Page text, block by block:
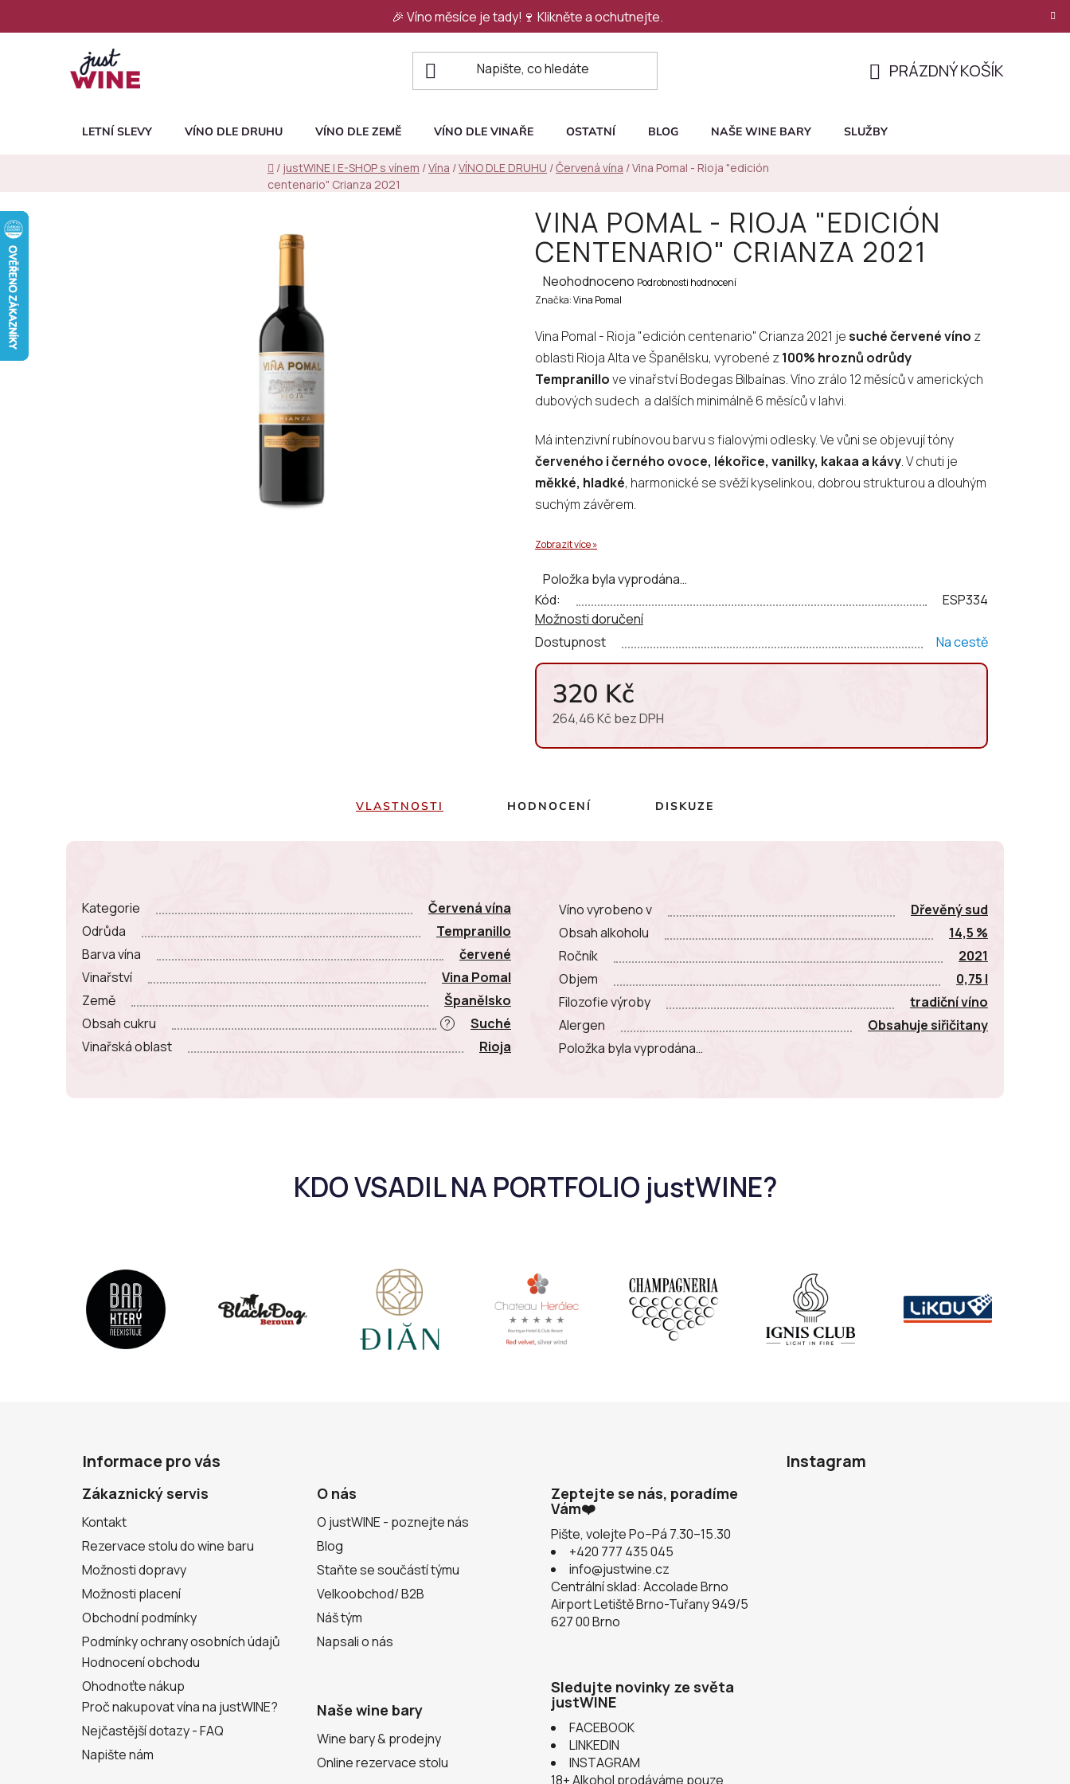
🎉 Víno měsíce je tady!🍷 Klikněte a ochutnejte.
KOŠÍK
PRÁZDNÝ KOŠÍK
LETNÍ SLEVY VÍNO DLE DRUHU VÍNO DLE ZEMĚ VÍNO DLE VINAŘE OSTATNÍ BLOG NAŠE WINE BARY SLUŽBY
Domů
/ justWINE | E-SHOP s vínem /Vína /VÍNO DLE DRUHU /Červená vína /Vina Pomal - Rioja "edición
centenario" Crianza 2021
VINA POMAL - RIOJA "EDICIÓN
CENTENARIO" CRIANZA 2021
Průměrné
hodnocení
je
0,0
z
5
hvězdiček.
Neohodnoceno Podrobnosti hodnocení
Značka:Vina Pomal
Vina Pomal - Rioja "edición centenario" Crianza 2021 jesuché červené víno z
oblasti Rioja Alta ve Španělsku, vyrobené z100% hroznů odrůdy
Tempranillove vinařství Bodegas Bilbaínas. Víno zrálo 12 měsíců v amerických
dubových sudech a dalších minimálně 6 měsíců v lahvi.
Má intenzivní rubínovou barvu s fialovými odlesky. Ve vůni se objevují tóny
červeného i černého ovoce, lékořice, vanilky, kakaa a kávy. V chuti je
měkké, hladké, harmonické se svěží kyselinkou, dobrou strukturou a dlouhým
suchým závěrem.
Zobrazit více »
Položka byla vyprodána…
Dostupnost Na cestě
Možnosti doručení
Kód: ESP334
320 Kč
264,46 Kč bez DPH
Měrná cena:
VLASTNOSTI HODNOCENÍ DISKUZE
Kategorie
Červená vína
Odrůda
Tempranillo
Barva vína
červené
Vinařství
Vina Pomal
Země
Španělsko
?
Obsah cukru
Suché
Vinařská oblast
Rioja
Víno vyrobeno v
Dřevěný sud
Obsah alkoholu
14,5 %
Ročník
2021
Objem
0,75 l
Filozofie výroby
tradiční víno
Alergen
Obsahuje siřičitany
Položka byla vyprodána…
Informace pro vás
Zákaznický servis
Kontakt
Rezervace stolu do wine baru
Možnosti dopravy
Možnosti placení
Obchodní podmínky
Podmínky ochrany osobních údajů
Hodnocení obchodu
Ohodnoťte nákup
Proč nakupovat vína na justWINE?
Nejčastější dotazy - FAQ
Napište nám
O nás
O justWINE - poznejte nás
Blog
Staňte se součástí týmu
Velkoobchod/ B2B
Náš tým
Napsali o nás
Naše wine bary
Wine bary & prodejny
Online rezervace stolu
Zeptejte se nás, poradíme
Vám❤️
Pište, volejte Po–Pá 7.30–15.30
+420 777 435 045
info@justwine.cz
Centrální sklad: Accolade Brno
Airport Letiště Brno-Tuřany 949/5
627 00 Brno
Sledujte novinky ze světa
justWINE
FACEBOOK
LINKEDIN
INSTAGRAM
18+ Alkohol prodáváme pouze
Instagram